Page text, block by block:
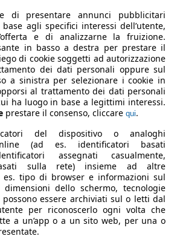
(combinato)*
133 kW (181 PS)
h)
8.3s
h)
230 km/h
8
di presentare annunci pubblicitari
agli specifici interessi dell’utente,
e di analizzarne la fruizione.
in basso a destra per prestare il
di cookie soggetti ad autorizzazione
dei dati personali oppure sul
a sinistra per selezionare i cookie in
al trattamento dei dati personali
ha luogo in base a legittimi interessi.
prestare il consenso, cliccare qui.
del dispositivo o analoghi
(ad es. identificatori basati
assegnati casualmente,
sulla rete) insieme ad altre
es. tipo di browser e informazioni sul
dimensioni dello schermo, tecnologie
possono essere archiviati sul o letti dal
per riconoscerlo ogni volta che
a un’app o a un sito web, per una o